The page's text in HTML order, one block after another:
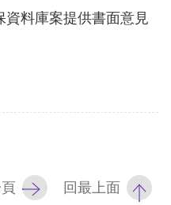
資料庫案提供書面意見
回最上面